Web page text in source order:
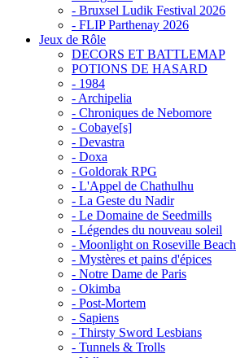
- Bruxsel Ludik Festival 2026
- FLIP Parthenay 2026
Jeux de Rôle
DECORS ET BATTLEMAP
POTIONS DE HASARD
- 1984
- Archipelia
- Chroniques de Nebomore
- Cobaye[s]
- Devastra
- Doxa
- Goldorak RPG
- L'Appel de Chathulhu
- La Geste du Nadir
- Le Domaine de Seedmills
- Légendes du nouveau soleil
- Moonlight on Roseville Beach
- Mystères et pains d'épices
- Notre Dame de Paris
- Okimba
- Post-Mortem
- Sapiens
- Thirsty Sword Lesbians
- Tunnels & Trolls